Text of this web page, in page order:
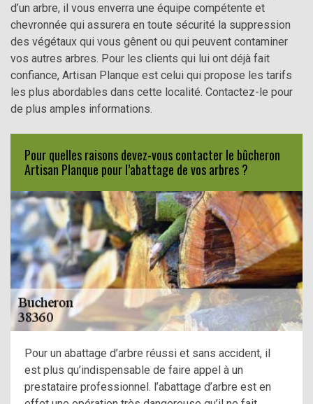
d’un arbre, il vous enverra une équipe compétente et
chevronnée qui assurera en toute sécurité la suppression
des végétaux qui vous gênent ou qui peuvent contaminer
vos autres arbres. Pour les clients qui lui ont déjà fait
confiance, Artisan Planque est celui qui propose les tarifs
les plus abordables dans cette localité. Contactez-le pour
de plus amples informations.
Pour quelles raisons devez-vous contacter le bûcheron
Artisan Planque pour l’abattage de vos arbres ?
Pour un abattage d’arbre réussi et sans accident, il
est plus qu’indispensable de faire appel à un
prestataire professionnel. l’abattage d’arbre est en